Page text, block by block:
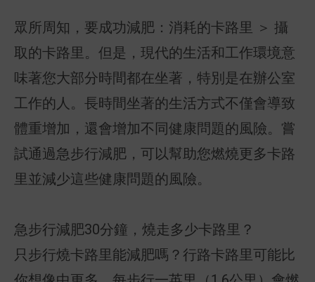
眾所周知，要成功減肥：消耗的卡路里 ＞ 攝
取的卡路里。但是，現代的生活和工作環境意
味著您大部分時間都在坐著，特別是在辦公室
工作的人。長時間坐著的生活方式不僅會導致
體重增加，還會增加不同健康問題的風險。嘗
試通過急步行減肥，可以幫助您燃燒更多卡路
里並減少這些健康問題的風險。
急步行減肥30分鐘，燒走多少卡路里？
只步行燒卡路里能減肥嗎？行路卡路里可能比